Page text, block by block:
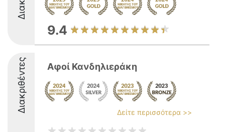
9.4
Διακριθέντες Αφοί Κανδηλιεράκη
Δείτε περισσότερα >>